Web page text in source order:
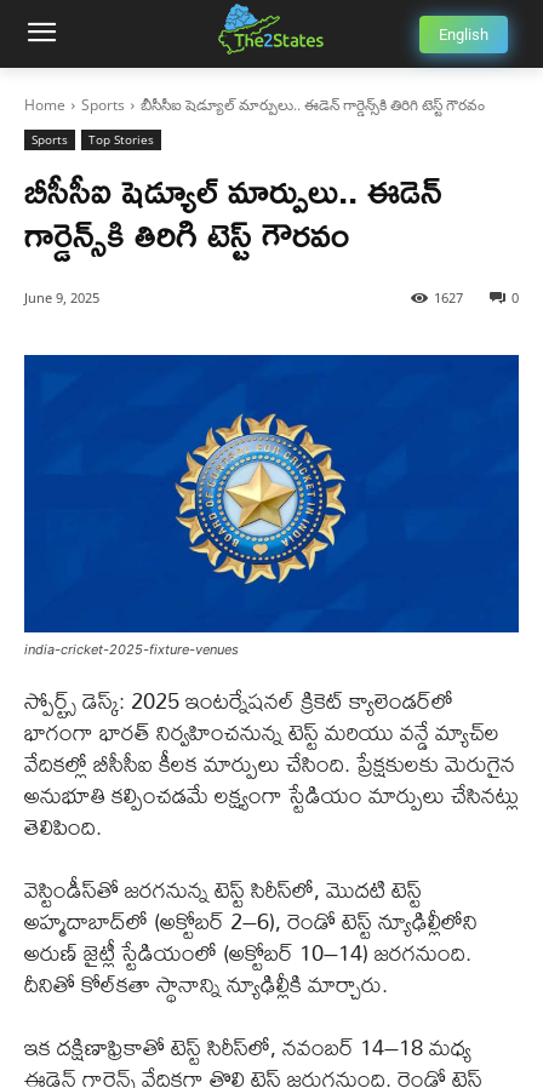
English
Home Sports బీసీసీఐ షెడ్యూల్ మార్పులు.. ఈడెన్ గార్డెన్స్‌కి తిరిగి టెస్ట్ గౌరవం
Sports Top Stories
బీసీసీఐ షెడ్యూల్ మార్పులు.. ఈడెన్
గార్డెన్స్‌కి తిరిగి టెస్ట్ గౌరవం
June 9, 2025 0
1627
india-cricket-2025-fixture-venues
స్పోర్ట్స్ డెస్క్: 2025 ఇంటర్నేషనల్ క్రికెట్ క్యాలెండర్‌లో
భాగంగా భారత్ నిర్వహించనున్న టెస్ట్ మరియు వన్డే మ్యాచ్‌ల
వేదికల్లో బీసీసీఐ కీలక మార్పులు చేసింది. ప్రేక్షకులకు మెరుగైన
అనుభూతి కల్పించడమే లక్ష్యంగా స్టేడియం మార్పులు చేసినట్లు
తెలిపింది.
వెస్టిండీస్‌తో జరగనున్న టెస్ట్ సిరీస్‌లో, మొదటి టెస్ట్
అహ్మదాబాద్‌లో (అక్టోబర్ 2–6), రెండో టెస్ట్ న్యూఢిల్లీలోని
అరుణ్ జైట్లీ స్టేడియంలో (అక్టోబర్ 10–14) జరగనుంది.
దీనితో కోల్‌కతా స్థానాన్ని న్యూఢిల్లీకి మార్చారు.
ఇక దక్షిణాఫ్రికాతో టెస్ట్ సిరీస్‌లో, నవంబర్ 14–18 మధ్య
ఈడెన్ గార్డెన్స్‌ వేదికగా తొలి టెస్ట్‌ జరుగనుంది. రెండో టెస్ట్‌